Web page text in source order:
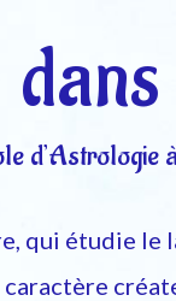
d’Astrologie
qui étudie
caractère